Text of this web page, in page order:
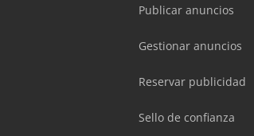
Publicar anuncios
Gestionar anuncios
Reservar publicidad
Sello de confianza